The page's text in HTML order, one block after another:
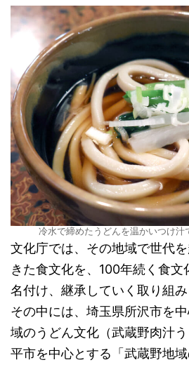
冷水で締めたうどんを温かいつけ汁
文化庁では、その地域で世代
きた食文化を、100年続く食文
名付け、継承していく取り組
その中には、埼玉県所沢市を
域のうどん文化（武蔵野肉汁
平市を中心とする「武蔵野地